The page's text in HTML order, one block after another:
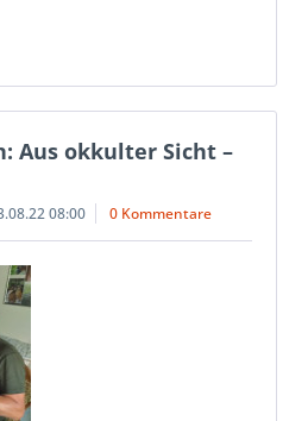
Aus okkulter Sicht –
08:00 0 Kommentare